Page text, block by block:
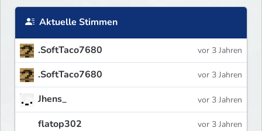
Aktuelle Stimmen
.SoftTaco7680 vor 3 Jahren
.SoftTaco7680 vor 3 Jahren
Jhens_ vor 3 Jahren
flatop302 vor 3 Jahren